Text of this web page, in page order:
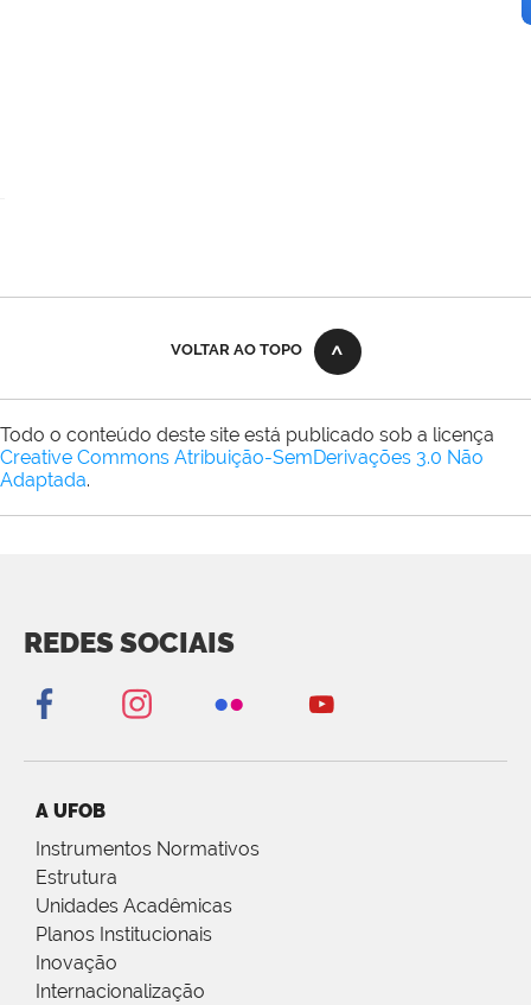
VOLTAR AO TOPO
Todo o conteúdo deste site está publicado sob a licença
Creative Commons Atribuição-SemDerivações 3.0 Não
Adaptada.
REDES SOCIAIS
A UFOB
Instrumentos Normativos
Estrutura
Unidades Acadêmicas
Planos Institucionais
Inovação
Internacionalização